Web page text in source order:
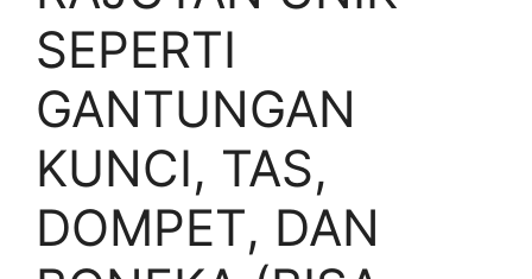
SEPERTI
GANTUNGAN
KUNCI, TAS,
DOMPET, DAN